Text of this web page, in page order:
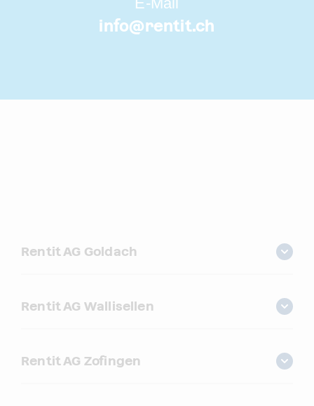
info@rentit.ch
Rentit AG Goldach
Rentit AG Wallisellen
Rentit AG Zofingen